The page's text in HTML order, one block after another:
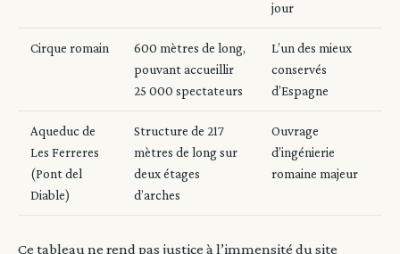
jour
Cirque romain
600 mètres de long,
pouvant accueillir
25 000 spectateurs
L’un des mieux
conservés
d’Espagne
Aqueduc de
Les Ferreres
(Pont del
Diable)
Structure de 217
mètres de long sur
deux étages
d’arches
Ouvrage
d’ingénierie
romaine majeur
Ce tableau ne rend pas justice à l’immensité du site